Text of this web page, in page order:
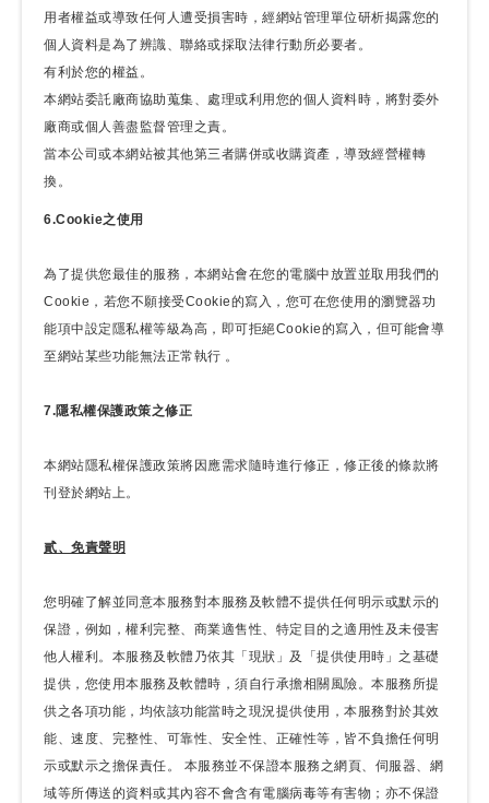
用者權益或導致任何人遭受損害時，經網站管理單位研析揭露您的
個人資料是為了辨識、聯絡或採取法律行動所必要者。
有利於您的權益。
本網站委託廠商協助蒐集、處理或利用您的個人資料時，將對委外
廠商或個人善盡監督管理之責。
當本公司或本網站被其他第三者購併或收購資產，導致經營權轉
換。
6.Cookie之使用
為了提供您最佳的服務，本網站會在您的電腦中放置並取用我們的
Cookie，若您不願接受Cookie的寫入，您可在您使用的瀏覽器功
能項中設定隱私權等級為高，即可拒絕Cookie的寫入，但可能會導
至網站某些功能無法正常執行 。
7.隱私權保護政策之修正
本網站隱私權保護政策將因應需求隨時進行修正，修正後的條款將
刊登於網站上。
貳、免責聲明
您明確了解並同意本服務對本服務及軟體不提供任何明示或默示的
保證，例如，權利完整、商業適售性、特定目的之適用性及未侵害
他人權利。本服務及軟體乃依其「現狀」及「提供使用時」之基礎
提供，您使用本服務及軟體時，須自行承擔相關風險。本服務所提
供之各項功能，均依該功能當時之現況提供使用，本服務對於其效
能、速度、完整性、可靠性、安全性、正確性等，皆不負擔任何明
示或默示之擔保責任。 本服務並不保證本服務之網頁、伺服器、網
域等所傳送的資料或其內容不會含有電腦病毒等有害物；亦不保證